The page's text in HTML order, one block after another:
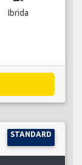
Ibrida
STANDARD